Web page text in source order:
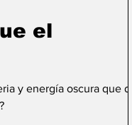
el
y energía oscura que de